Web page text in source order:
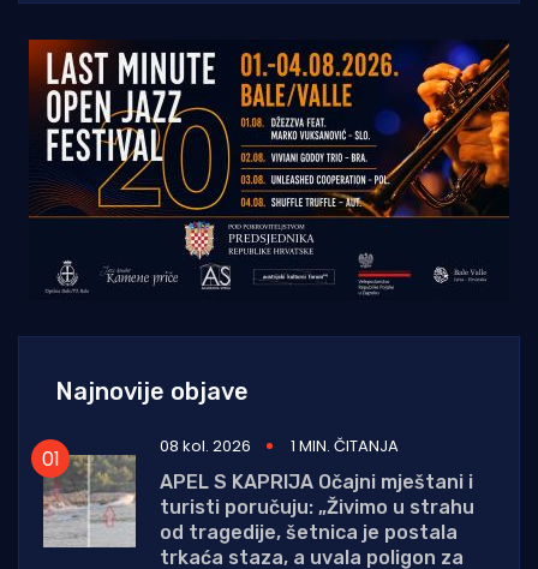
Najnovije objave
08 kol. 2026
1 MIN. ČITANJA
APEL S KAPRIJA Očajni mještani i
turisti poručuju: „Živimo u strahu
od tragedije, šetnica je postala
trkaća staza, a uvala poligon za